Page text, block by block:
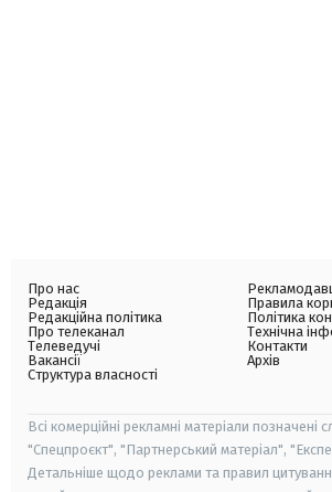
Про нас
Редакція
Редакційна політика
Про телеканал
Телеведучі
Вакансії
Структура власності
Правила
Політика
Технічна
Контакти
Архів
Всі комерційні рекламні матеріали позначені
"Спецпроєкт", "Партнерський матеріал",
Детальніше щодо реклами та правил